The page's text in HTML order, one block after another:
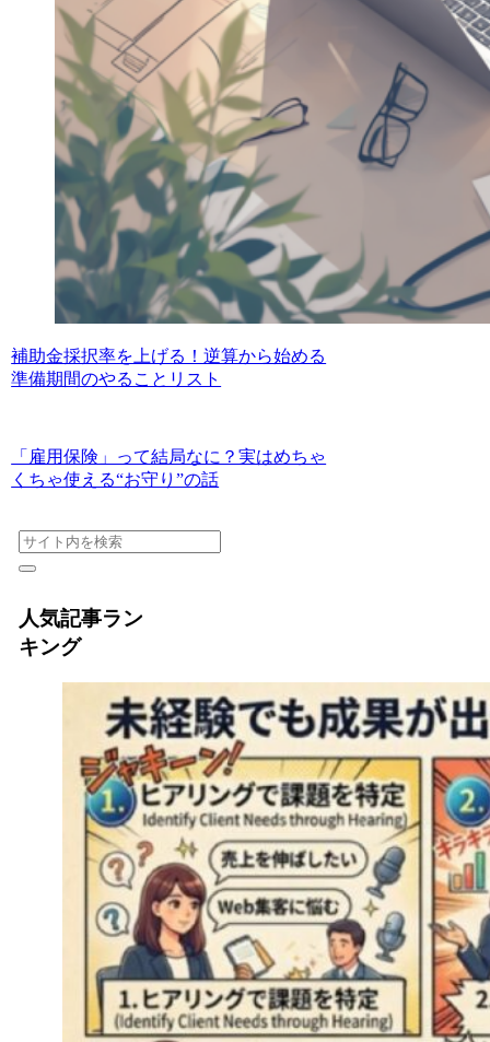
補助金採択率を上げる！逆算から始める
準備期間のやることリスト
「雇用保険」って結局なに？実はめちゃ
くちゃ使える“お守り”の話
人気記事ラン
キング